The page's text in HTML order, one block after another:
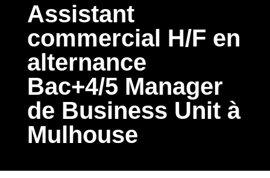
Assistant
commercial H/F en
alternance
Bac+4/5 Manager
de Business Unit à
Mulhouse